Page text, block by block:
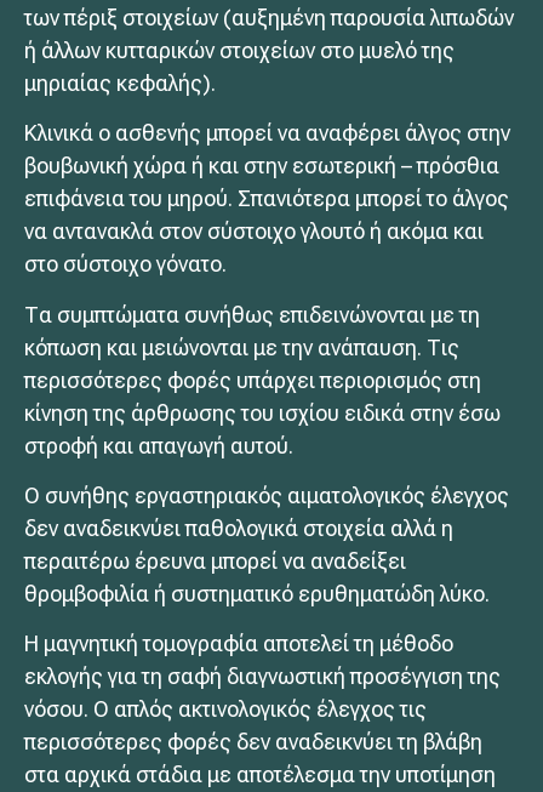
των πέριξ στοιχείων (αυξημένη παρουσία λιπωδών
ή άλλων κυτταρικών στοιχείων στο μυελό της
μηριαίας κεφαλής).
Κλινικά ο ασθενής μπορεί να αναφέρει άλγος στην
βουβωνική χώρα ή και στην εσωτερική – πρόσθια
επιφάνεια του μηρού. Σπανιότερα μπορεί το άλγος
να αντανακλά στον σύστοιχο γλουτό ή ακόμα και
στο σύστοιχο γόνατο.
Τα συμπτώματα συνήθως επιδεινώνονται με τη
κόπωση και μειώνονται με την ανάπαυση. Τις
περισσότερες φορές υπάρχει περιορισμός στη
κίνηση της άρθρωσης του ισχίου ειδικά στην έσω
στροφή και απαγωγή αυτού.
Ο συνήθης εργαστηριακός αιματολογικός έλεγχος
δεν αναδεικνύει παθολογικά στοιχεία αλλά η
περαιτέρω έρευνα μπορεί να αναδείξει
θρομβοφιλία ή συστηματικό ερυθηματώδη λύκο.
Η μαγνητική τομογραφία αποτελεί τη μέθοδο
εκλογής για τη σαφή διαγνωστική προσέγγιση της
νόσου. Ο απλός ακτινολογικός έλεγχος τις
περισσότερες φορές δεν αναδεικνύει τη βλάβη
στα αρχικά στάδια με αποτέλεσμα την υποτίμηση